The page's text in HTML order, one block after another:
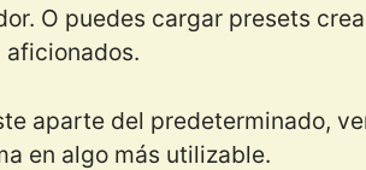
O puedes cargar presets
aficionados.
aparte del predeterminado,
en algo más utilizable.